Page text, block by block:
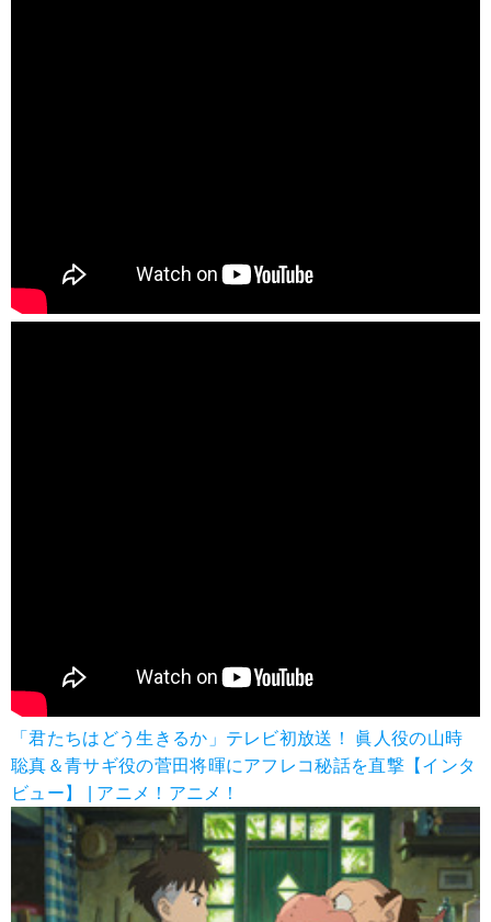
「君たちはどう生きるか」テレビ初放送！ 眞人役の山時
聡真＆青サギ役の菅田将暉にアフレコ秘話を直撃【インタ
ビュー】 | アニメ！アニメ！